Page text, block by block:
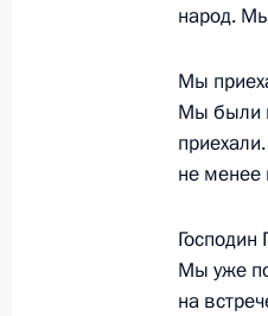
26 июля
народ.
Мы
Мы были
не менее
Мы уже
на